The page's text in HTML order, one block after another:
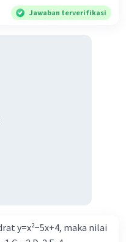
Jawaban terverifikasi
y=x²−5x+4, maka nilai